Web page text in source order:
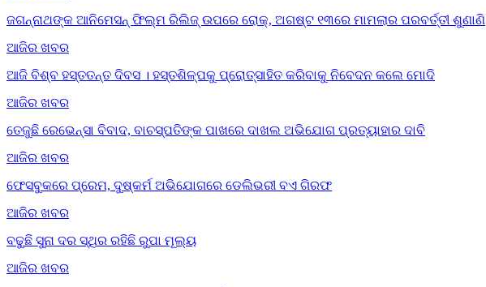
ଜଗନ୍ନାଥଙ୍କ ଆନିମେସନ୍ ଫିଲ୍ମ ରିଲିଜ୍ ଉପରେ ରୋକ୍, ଅଗଷ୍ଟ ୧୩ରେ ମାମଲାର ପରବର୍ତ୍ତୀ ଶୁଣାଣି
ଆଜିର ଖବର
ଆଜି ବିଶ୍ବ ହସ୍ତତନ୍ତ ଦିବସ । ହସ୍ତଶିଳ୍ପକୁ ପ୍ରୋତ୍ସାହିତ କରିବାକୁ ନିବେଦନ କଲେ ମୋଦି
ଆଜିର ଖବର
ତେଜୁଛି ରେଭେନ୍ସା ବିବାଦ, ବାଚସ୍ପତିଙ୍କ ପାଖରେ ଦାଖଲ ଅଭିଯୋଗ ପ୍ରତ୍ୟାହାର ଦାବି
ଆଜିର ଖବର
ଫେସବୁକରେ ପ୍ରେମ, ଦୁଷ୍କର୍ମ ଅଭିଯୋଗରେ ଡେଲିଭରୀ ବଏ ଗିରଫ
ଆଜିର ଖବର
ବଢୁଛି ସୁନା ଦର ସ୍ଥିର ରହିଛି ରୁପା ମୂଲ୍ୟ
ଆଜିର ଖବର